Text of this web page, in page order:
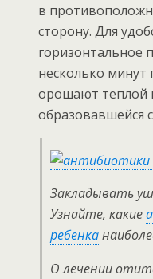
в
сторону. Для
горизонтальное
несколько
орошают теплой
образовавшейся
Закладывать
Узнайте, какие
ребенка
О лечении